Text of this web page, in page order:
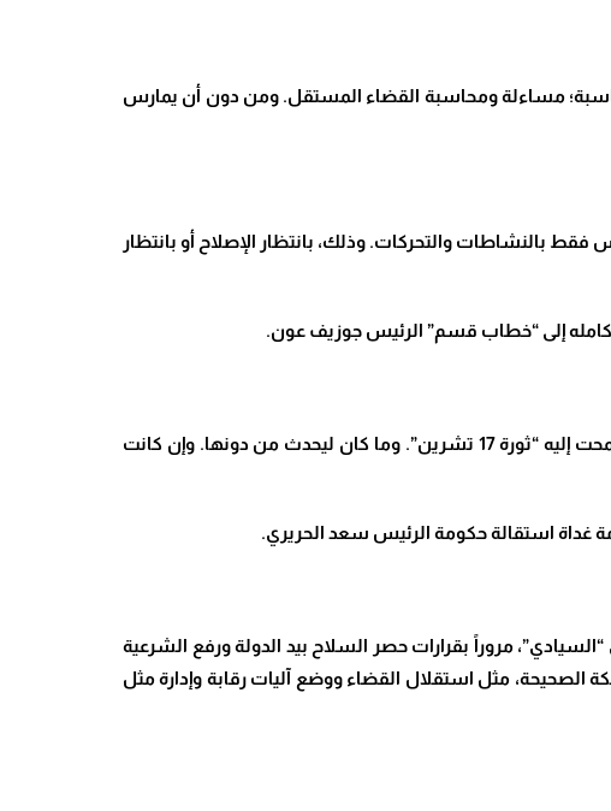
مساءلة ومحاسبة القضاء المستقل. ومن دون أن يمارس
بالنشاطات والتحركات. وذلك، بانتظار الإصلاح أو بانتظار
بكامله إلى “خطاب قسم” الرئيس جوزيف عون.
وهذا التغيير في الأسلوب والأداء على مستوى السلطة التنفيذية، ولو بشكل غير كامل، هو خطوة كبرى باتجاه ما طمحت إليه “ثورة 17 تشرين”. وما كان ليحدث من دونها. وإن كانت
غداة استقالة حكومة الرئيس سعد الحريري.
مروراً بقرارات حصر السلاح بيد الدولة ورفع الشرعية
الصحيحة، مثل استقلال القضاء ووضع آليات رقابة وإدارة مثل